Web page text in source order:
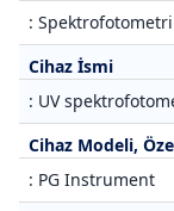
:
Cihaz İsmi
: UV
Cihaz Modeli,
: PG Instrument